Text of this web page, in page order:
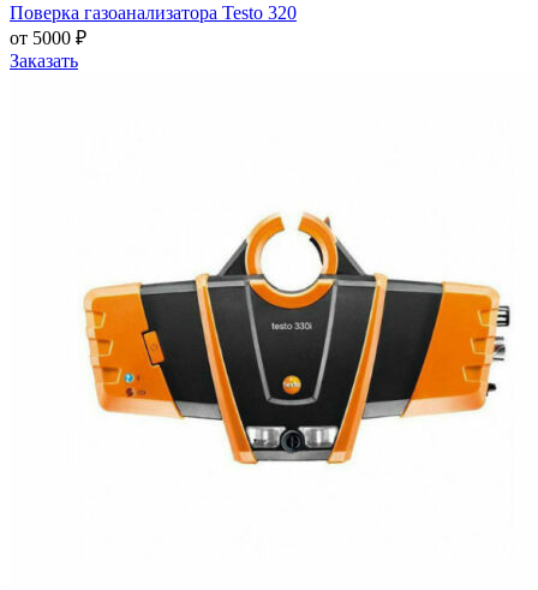
Поверка газоанализатора Testo 320
от 5000 ₽
Заказать